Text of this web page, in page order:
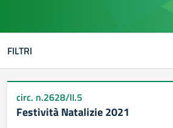
FILTRI
circ. n.2628/II.5
Festività Natalizie 2021